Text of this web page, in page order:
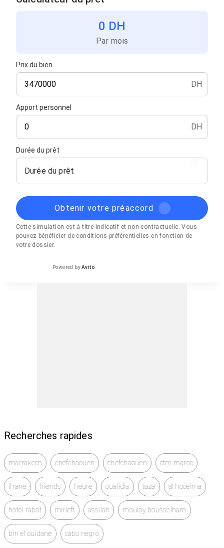
Prix du bien
DH
Apport personnel
DH
Durée du prêt
Durée du prêt
0 DH
Par mois
Obtenir votre préaccord
Cette simulation est à titre indicatif et non contractuelle. Vous
pouvez bénéficier de conditions préférentielles en fonction de
votre dossier.
Powered byAvito
Recherches rapides
marrakech chefchaouen chefchaouen ctm maroc
ifrane friends heure oualidia taza al hoceima
hotel rabat mirleft assilah moulay bousselham
bin el ouidane cabo negro